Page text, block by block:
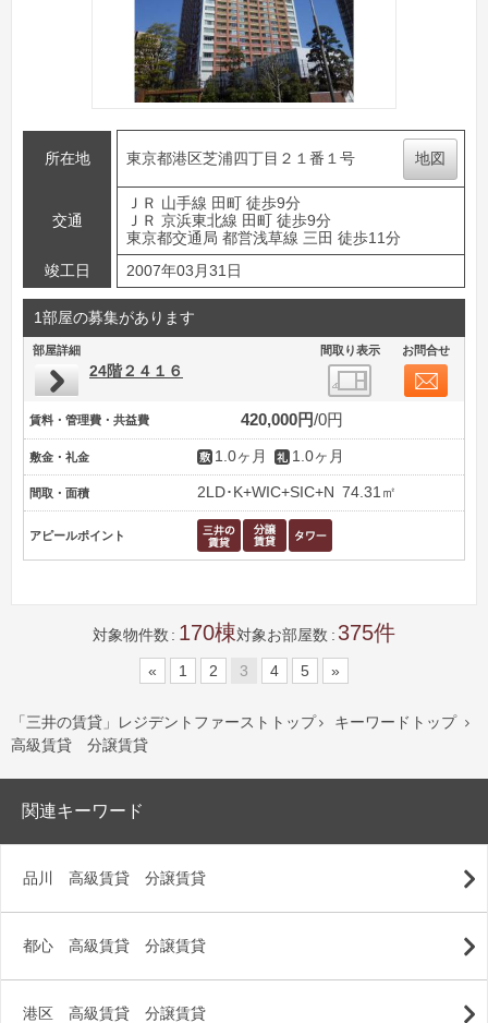
所在地 東京都港区芝浦四丁目２１番１号 地図
交通
ＪＲ 山手線 田町 徒歩9分
ＪＲ 京浜東北線 田町 徒歩9分
東京都交通局 都営浅草線 三田 徒歩11分
竣工日
2007年03月31日
1部屋の募集があります
部屋詳細 間取り表示 お問合せ
24階２４１６
賃料・管理費・共益費 420,000円 0円
敷金・礼金 1.0ヶ月 1.0ヶ月
間取・面積 2LD･K+WIC+SIC+N 74.31㎡
アピールポイント
対象物件数 170 対象お部屋数 375
« 1 2 3 4 5 »
「三井の賃貸」レジデントファーストトップ  キーワードトップ 
高級賃貸 分譲賃貸
関連キーワード
品川 高級賃貸 分譲賃貸
都心 高級賃貸 分譲賃貸
港区 高級賃貸 分譲賃貸